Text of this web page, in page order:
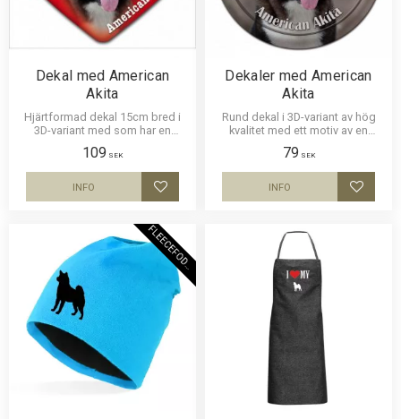
Dekal med American
Akita
Hjärtformad dekal 15cm bred i
3D-variant med som har en
bilruta m.m.
109 SEK
Lägg till i favoriter
INFO
Dekaler med American
Akita
Rund dekal i 3D-variant av hög
kvalitet med ett motiv av en
storlekar 10 cm , 15 cm och 30
cm i diameter.
79 SEK
Lägg
INFO
F
L
E
E
C
E
F
O
D
E
R